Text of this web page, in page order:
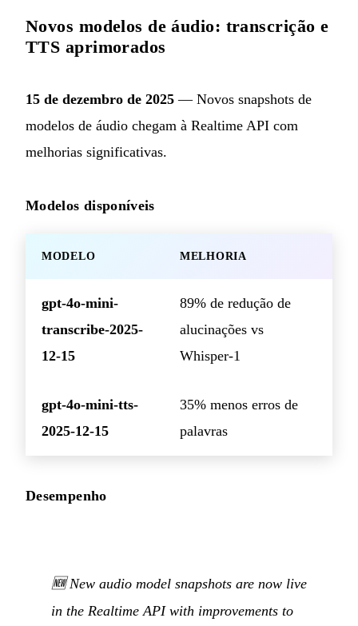
Novos modelos de áudio: transcrição e
TTS aprimorados
15 de dezembro de 2025 — Novos snapshots de
modelos de áudio chegam à Realtime API com
melhorias significativas.
Modelos disponíveis
MODELO MELHORIA
gpt-4o-mini-
transcribe-2025-
12-15
89% de redução de
alucinações vs
Whisper-1
gpt-4o-mini-tts-
2025-12-15
35% menos erros de
palavras
Desempenho
🆕 New audio model snapshots are now live
in the Realtime API with improvements to